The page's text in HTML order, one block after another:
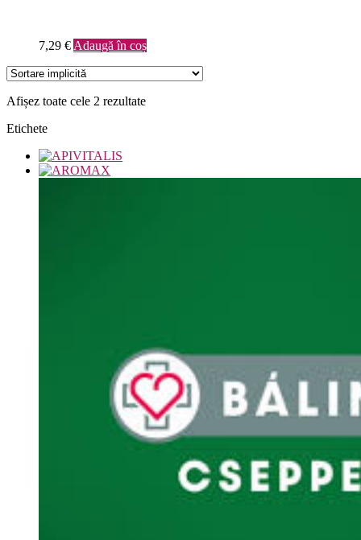
7,29 € Adaugă în coș
Afișez toate cele 2 rezultate
Etichete